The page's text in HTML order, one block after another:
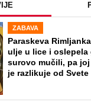
ZABAVA
Paraskeva
ulje u lice i oslepela
surovo mučili, pa
je razlikuje od Svete